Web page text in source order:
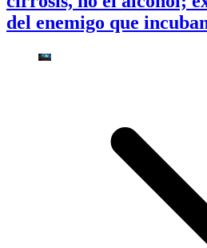
del enemigo que